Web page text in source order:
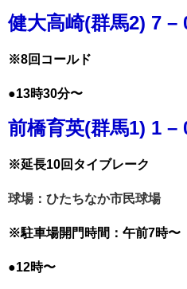
健大高崎(群馬2) 7 –
※8回コールド
●13時30分〜
前橋育英(群馬1) 1 –
※延長10回タイブレーク
球場：ひたちなか市民球場
※駐車場開門時間：午前7時〜
●12時〜